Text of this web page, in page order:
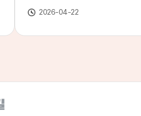
합니다.※ 서비스 점검 작업 일시 : 4월
24일(금) 19:00 ~ 4월 25일(토) 23:00
안 일시중지될 예정이오니, 이 점 양해하
2026-04-22